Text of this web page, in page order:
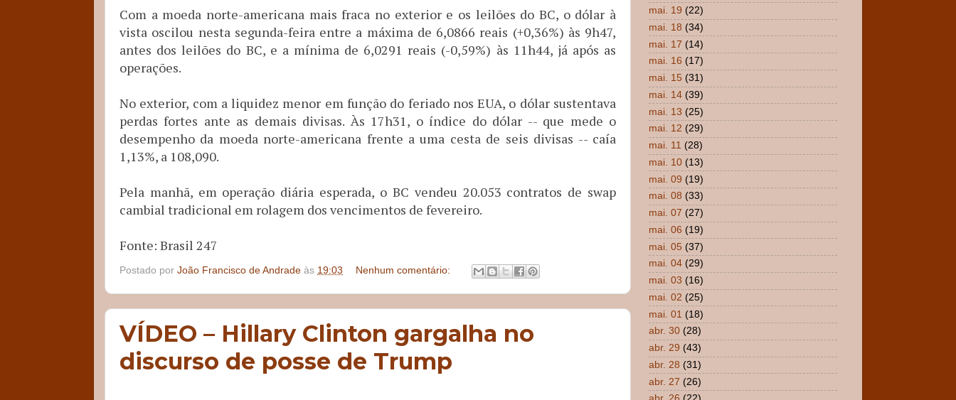
Com a moeda norte-americana mais fraca no exterior e os leilões do BC, o dólar à
vista oscilou nesta segunda-feira entre a máxima de 6,0866 reais (+0,36%) às 9h47,
antes dos leilões do BC, e a mínima de 6,0291 reais (-0,59%) às 11h44, já após as
operações.
No exterior, com a liquidez menor em função do feriado nos EUA, o dólar sustentava
perdas fortes ante as demais divisas. Às 17h31, o índice do dólar -- que mede o
desempenho da moeda norte-americana frente a uma cesta de seis divisas -- caía
1,13%, a 108,090.
Pela manhã, em operação diária esperada, o BC vendeu 20.053 contratos de swap
cambial tradicional em rolagem dos vencimentos de fevereiro.
Fonte: Brasil 247
Postado por João Francisco de Andrade às 19:03 Nenhum comentário:
VÍDEO – Hillary Clinton gargalha no
discurso de posse de Trump
mai. 19 (22)
mai. 18 (34)
mai. 17 (14)
mai. 16 (17)
mai. 15 (31)
mai. 14 (39)
mai. 13 (25)
mai. 12 (29)
mai. 11 (28)
mai. 10 (13)
mai. 09 (19)
mai. 08 (33)
mai. 07 (27)
mai. 06 (19)
mai. 05 (37)
mai. 04 (29)
mai. 03 (16)
mai. 02 (25)
mai. 01 (18)
abr. 30 (28)
abr. 29 (43)
abr. 28 (31)
abr. 27 (26)